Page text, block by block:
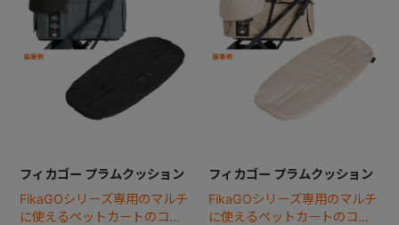
フィカゴー プラムクッション
FikaGOシリーズ専用のマルチ
に使えるペットカートのコー
フィカゴー プラムクッション
FikaGOシリーズ専用のマルチ
に使えるペットカートのコー